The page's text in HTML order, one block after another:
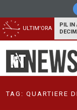
ULTIM'ORA
PIL IN
TAG: QUARTIERE